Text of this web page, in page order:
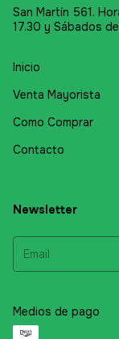
San Martín 561.
17.30 y Sábados
Inicio
Venta Mayorista
Como Comprar
Contacto
Newsletter
Medios de pago